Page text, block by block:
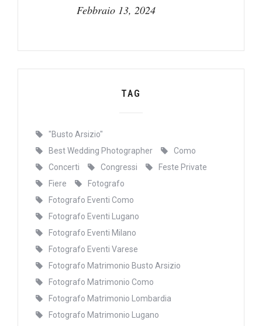
Febbraio 13, 2024
TAG
"Busto Arsizio"
Best Wedding Photographer
Como
Concerti
Congressi
Feste Private
Fiere
Fotografo
Fotografo Eventi Como
Fotografo Eventi Lugano
Fotografo Eventi Milano
Fotografo Eventi Varese
Fotografo Matrimonio Busto Arsizio
Fotografo Matrimonio Como
Fotografo Matrimonio Lombardia
Fotografo Matrimonio Lugano